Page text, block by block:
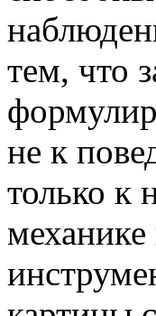
тем, что
не к
только к
механике